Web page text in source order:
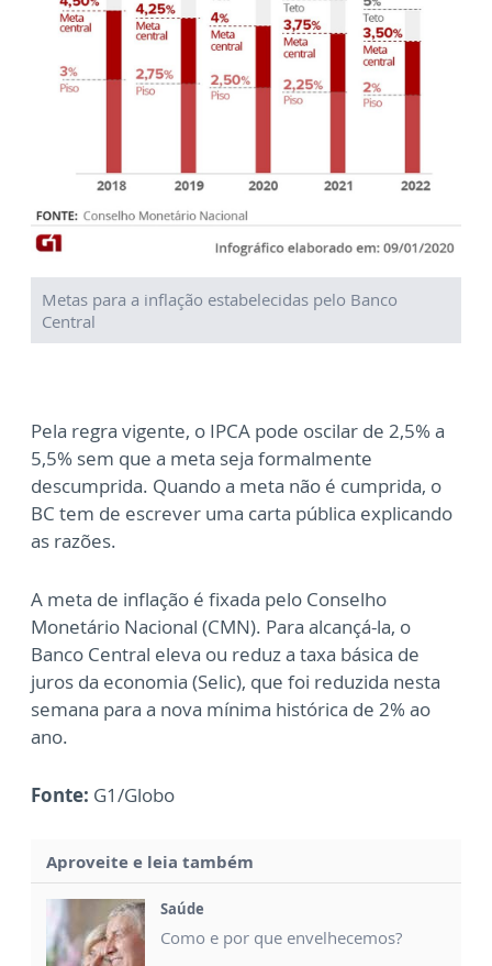
Metas para a inflação estabelecidas pelo Banco
Central
Pela regra vigente, o IPCA pode oscilar de 2,5% a
5,5% sem que a meta seja formalmente
descumprida. Quando a meta não é cumprida, o
BC tem de escrever uma carta pública explicando
as razões.
A meta de inflação é fixada pelo Conselho
Monetário Nacional (CMN). Para alcançá-la, o
Banco Central eleva ou reduz a taxa básica de
juros da economia (Selic), que foi reduzida nesta
semana para a nova mínima histórica de 2% ao
ano.
Fonte: G1/Globo
Aproveite e leia também
Saúde
Como e por que envelhecemos?